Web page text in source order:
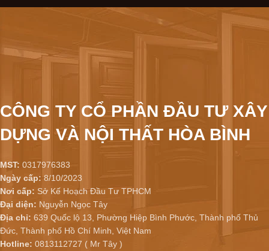
CÔNG TY CỔ PHẦN ĐẦU TƯ XÂY
DỰNG VÀ NỘI THẤT HÒA BÌNH
MST: 0317976383
Ngày cấp:8/10/2023
Nơi cấp: Sở Kế Hoạch Đầu Tư TPHCM
Đại diện: Nguyễn Ngọc Tây
Địa chỉ: 639 Quốc lộ 13, Phường Hiệp Bình Phước, Thành phố Thủ
Đức, Thành phố Hồ Chí Minh, Việt Nam
Hotline: 0813112727 ( Mr Tây )